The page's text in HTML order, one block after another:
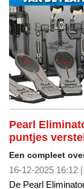
Pearl
puntjes
Een compleet
16-12-2025 16:12 |
De Pearl